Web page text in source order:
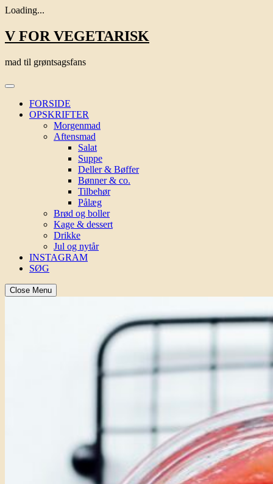
Loading...
Skip
to
V FOR VEGETARISK
mad til grøntsagsfans
FORSIDE
OPSKRIFTER
Morgenmad
Aftensmad
Salat
Suppe
Deller & Bøffer
Bønner & co.
Tilbehør
Pålæg
Brød og boller
Kage & dessert
Drikke
Jul og nytår
INSTAGRAM
SØG
Close Menu